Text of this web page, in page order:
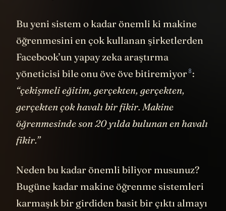
Bu yeni sistem o kadar önemli ki makine
öğrenmesini en çok kullanan şirketlerden
Facebook’un yapay zeka araştırma
yöneticisi bile onu öve öve bitiremiyor8:
“çekişmeli eğitim, gerçekten, gerçekten,
gerçekten çok havalı bir fikir. Makine
öğrenmesinde son 20 yılda bulunan en havalı
fikir.”
Neden bu kadar önemli biliyor musunuz?
Bugüne kadar makine öğrenme sistemleri
karmaşık bir girdiden basit bir çıktı almayı